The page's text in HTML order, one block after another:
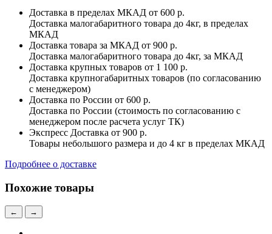
Доставка в пределах МКАД от 600 р.
Доставка малогабаритного товара до 4кг, в пределах
МКАД
Доставка товара за МКАД от 900 р.
Доставка малогабаритного товара до 4кг, за МКАД
Доставка крупных товаров от 1 100 р.
Доставка крупногабаритных товаров (по согласованию
с менеджером)
Доставка по России от 600 р.
Доставка по России (стоимость по согласованию с
менеджером после расчета услуг ТК)
Экспресс Доставка от 900 р.
Товары небольшого размера и до 4 кг в пределах МКАД
Подробнее о доставке
Похожие товары
← →